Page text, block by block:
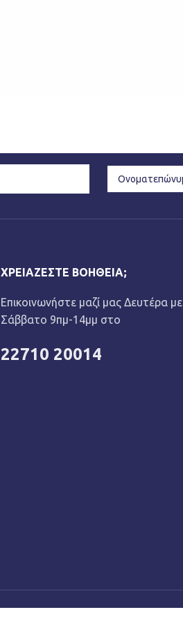
ΧΡΕΙΆΖΕΣΤΕ ΒΟΉΘΕΙΑ;
Επικοινωνήστε μαζί μας Δευτέρα με
Σάββατο 9πμ-14μμ στο
22710 20014